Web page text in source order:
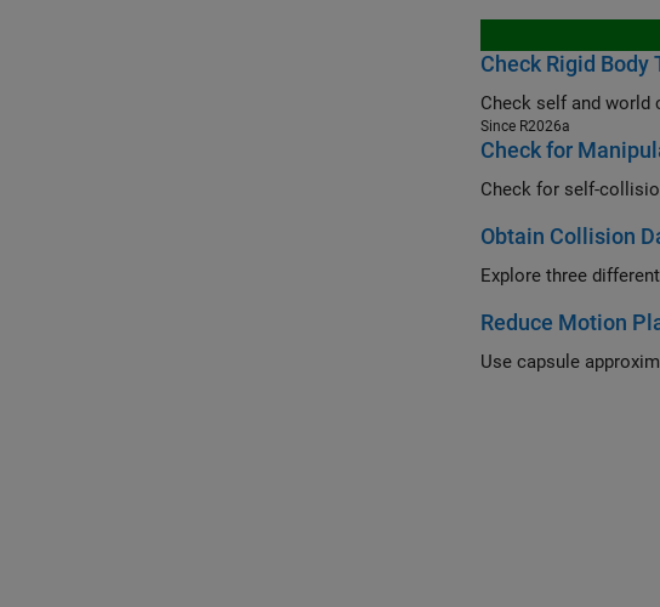
Check Rigid
Since R2026a
Check for
Check for self-
Obtain Collision
Explore three
Reduce Motion
Use capsule